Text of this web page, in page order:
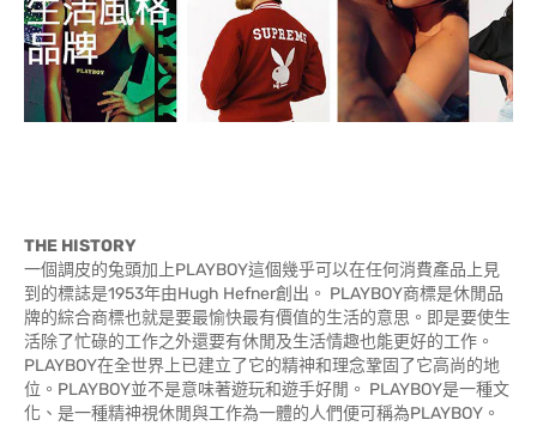
THE HISTORY
一個調皮的兔頭加上PLAYBOY這個幾乎可以在任何消費產品上見
到的標誌是1953年由Hugh Hefner創出。 PLAYBOY商標是休閒品
牌的綜合商標也就是要最愉快最有價值的生活的意思。即是要使生
活除了忙碌的工作之外還要有休閒及生活情趣也能更好的工作。
PLAYBOY在全世界上已建立了它的精神和理念鞏固了它高尚的地
位。PLAYBOY並不是意味著遊玩和遊手好閒。 PLAYBOY是一種文
化、是一種精神視休閒與工作為一體的人們便可稱為PLAYBOY。